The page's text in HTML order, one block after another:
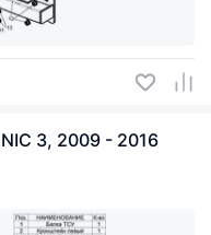
3, 2009 - 2016